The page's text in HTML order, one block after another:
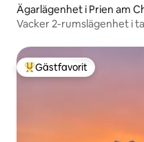
Ägarlägenhet i Prien am
Vacker 2-rumslägenhet i
Populär gästfavorit
Gästfavorit